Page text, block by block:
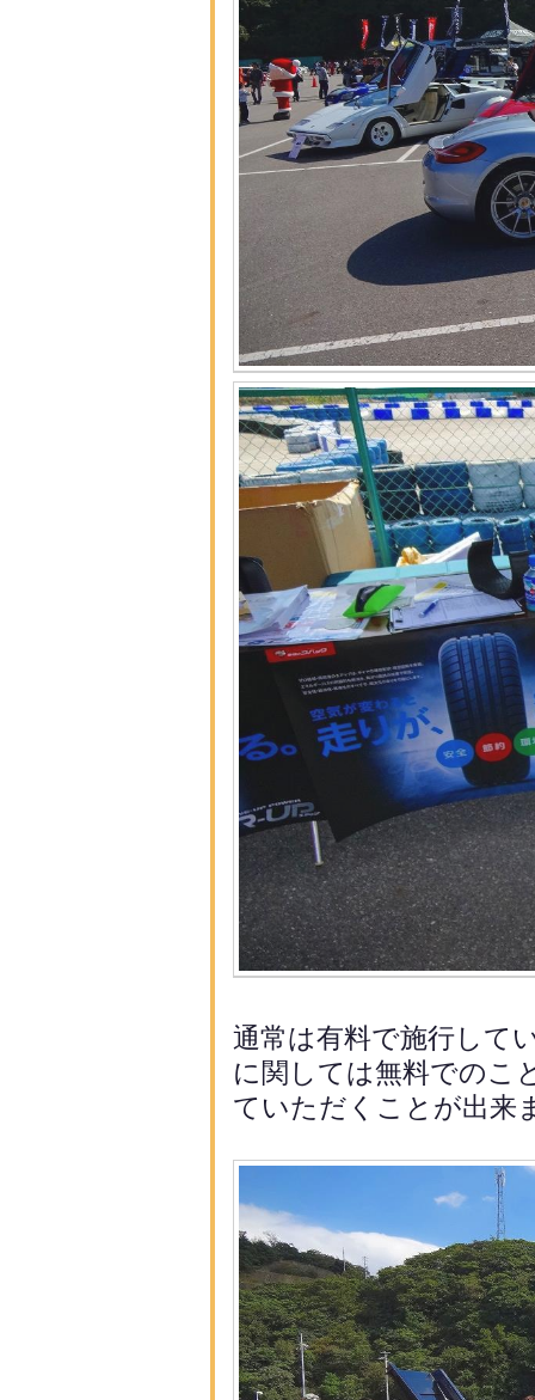
通常は有料で施行して
に関しては無料でのこ
ていただくことが出来